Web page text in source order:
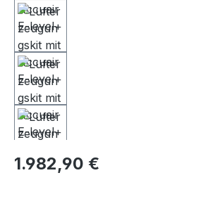
Regulärer Preis:
1.982,90 €